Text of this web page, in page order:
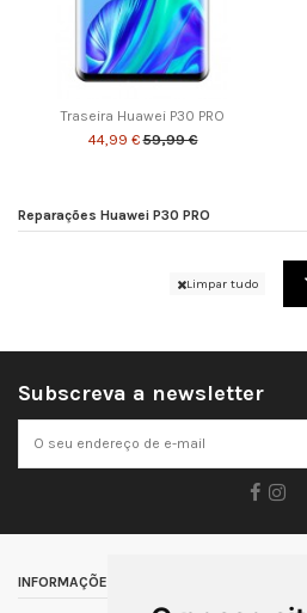
Traseira Huawei P30 PRO
44,99 € 59,99 €
Reparações Huawei P30 PRO
Limpar tudo
Subscreva a newsletter
INFORMAÇÕES